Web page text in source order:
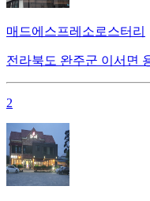
매드에스프레소로스터리
전라북도 완주군 이서면
2